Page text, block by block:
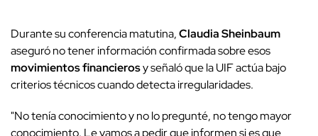
Durante su conferencia matutina,Claudia Sheinbaum
aseguró no tener información confirmada sobre esos
movimientos financierosy señaló que la UIF actúa bajo
criterios técnicos cuando detecta irregularidades.
"No tenía conocimiento y no lo pregunté, no tengo mayor
conocimiento. Le vamos a pedir que informen si es que